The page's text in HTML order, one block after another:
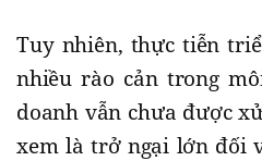
Tuy nhiên, thực tiễn
nhiều rào cản trong
doanh vẫn chưa được
xem là trở ngại lớn đối